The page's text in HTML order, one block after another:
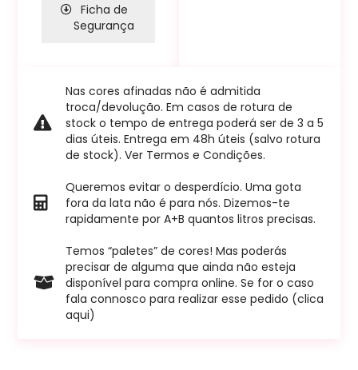
Ficha de
Segurança
Nas cores afinadas não é admitida
troca/devolução. Em casos de rotura de
stock o tempo de entrega poderá ser de 3 a 5
dias úteis. Entrega em 48h úteis (salvo rotura
de stock). Ver Termos e Condições.
Queremos evitar o desperdício. Uma gota
fora da lata não é para nós. Dizemos-te
rapidamente por A+B quantos litros precisas.
Temos “paletes” de cores! Mas poderás
precisar de alguma que ainda não esteja
disponível para compra online. Se for o caso
fala connosco para realizar esse pedido (clica
aqui)